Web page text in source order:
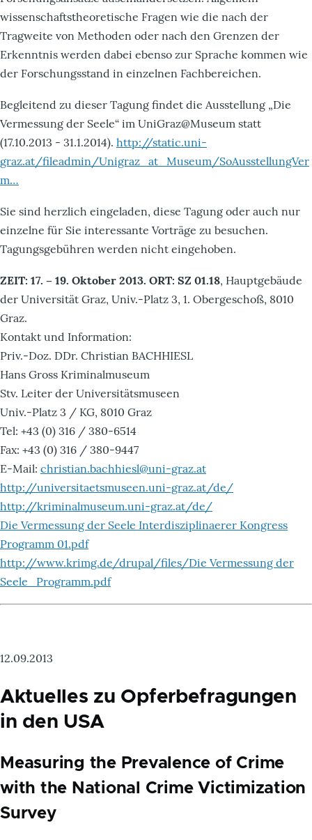
wissenschaftstheoretische Fragen wie die nach der
Tragweite von Methoden oder nach den Grenzen der
Erkenntnis werden dabei ebenso zur Sprache kommen wie
der Forschungsstand in einzelnen Fachbereichen.
Begleitend zu dieser Tagung findet die Ausstellung „Die
Vermessung der Seele“ im UniGraz@Museum statt
(17.10.2013 - 31.1.2014). http://static.uni-
graz.at/fileadmin/Unigraz_at_Museum/SoAusstellungVer
m…
Sie sind herzlich eingeladen, diese Tagung oder auch nur
einzelne für Sie interessante Vorträge zu besuchen.
Tagungsgebühren werden nicht eingehoben.
ZEIT: 17. – 19. Oktober 2013. ORT: SZ 01.18, Hauptgebäude
der Universität Graz, Univ.-Platz 3, 1. Obergeschoß, 8010
Graz.
Kontakt und Information:
Priv.-Doz. DDr. Christian BACHHIESL
Hans Gross Kriminalmuseum
Stv. Leiter der Universitätsmuseen
Univ.-Platz 3 / KG, 8010 Graz
Tel: +43 (0) 316 / 380-6514
Fax: +43 (0) 316 / 380-9447
E-Mail: christian.bachhiesl@uni-graz.at
http://universitaetsmuseen.uni-graz.at/de/
http://kriminalmuseum.uni-graz.at/de/
Die Vermessung der Seele Interdisziplinaerer Kongress
Programm 01.pdf
http://www.krimg.de/drupal/files/Die Vermessung der
Seele_Programm.pdf
12.09.2013
Aktuelles zu Opferbefragungen
in den USA
Measuring the Prevalence of Crime
with the National Crime Victimization
Survey